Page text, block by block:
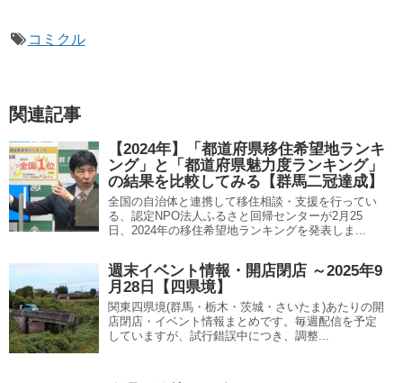
コミクル
関連記事
【2024年】「都道府県移住希望地ランキ
ング」と「都道府県魅力度ランキング」
の結果を比較してみる【群馬二冠達成】
全国の自治体と連携して移住相談・支援を行ってい
る、認定NPO法人ふるさと回帰センターが2月25
日、2024年の移住希望地ランキングを発表しま...
週末イベント情報・開店閉店 ～2025年9
月28日【四県境】
関東四県境(群馬・栃木・茨城・さいたま)あたりの開
店閉店・イベント情報まとめです。毎週配信を予定
していますが、試行錯誤中につき、調整...